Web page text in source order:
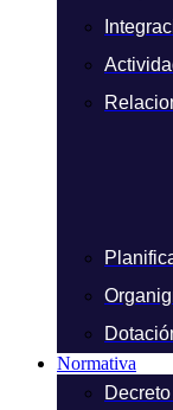
Normativa